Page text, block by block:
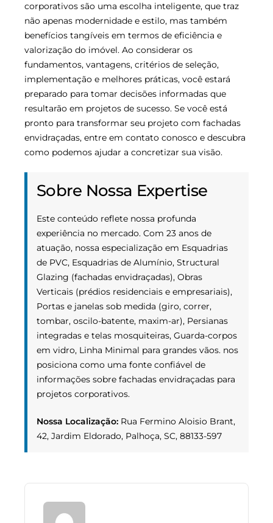
corporativos são uma escolha inteligente, que traz
não apenas modernidade e estilo, mas também
benefícios tangíveis em termos de eficiência e
valorização do imóvel. Ao considerar os
fundamentos, vantagens, critérios de seleção,
implementação e melhores práticas, você estará
preparado para tomar decisões informadas que
resultarão em projetos de sucesso. Se você está
pronto para transformar seu projeto com fachadas
envidraçadas, entre em contato conosco e descubra
como podemos ajudar a concretizar sua visão.
Sobre Nossa Expertise
Este conteúdo reflete nossa profunda
experiência no mercado. Com 23 anos de
atuação, nossa especialização em Esquadrias
de PVC, Esquadrias de Alumínio, Structural
Glazing (fachadas envidraçadas), Obras
Verticais (prédios residenciais e empresariais),
Portas e janelas sob medida (giro, correr,
tombar, oscilo-batente, maxim-ar), Persianas
integradas e telas mosquiteiras, Guarda-corpos
em vidro, Linha Minimal para grandes vãos. nos
posiciona como uma fonte confiável de
informações sobre fachadas envidraçadas para
projetos corporativos.
Nossa Localização: Rua Fermino Aloisio Brant,
42, Jardim Eldorado, Palhoça, SC, 88133-597